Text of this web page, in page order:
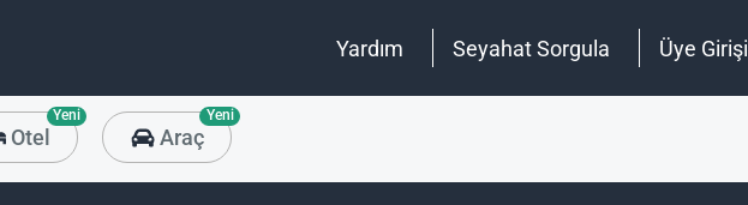
Yardım Seyahat Sorgula Üye Girişi
Otel
Yeni
Araç
Yeni